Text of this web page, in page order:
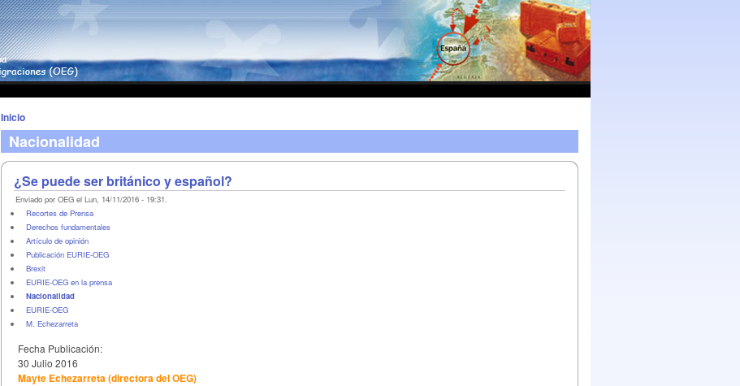
Inicio
Nacionalidad
¿Se puede ser británico y español?
Enviado por OEG el Lun, 14/11/2016 - 19:31.
Recortes de Prensa
Derechos fundamentales
Artículo de opinión
Publicación EURIE-OEG
Brexit
EURIE-OEG en la prensa
Nacionalidad
EURIE-OEG
M. Echezarreta
Fecha Publicación:
30 Julio 2016
Mayte Echezarreta (directora del OEG)